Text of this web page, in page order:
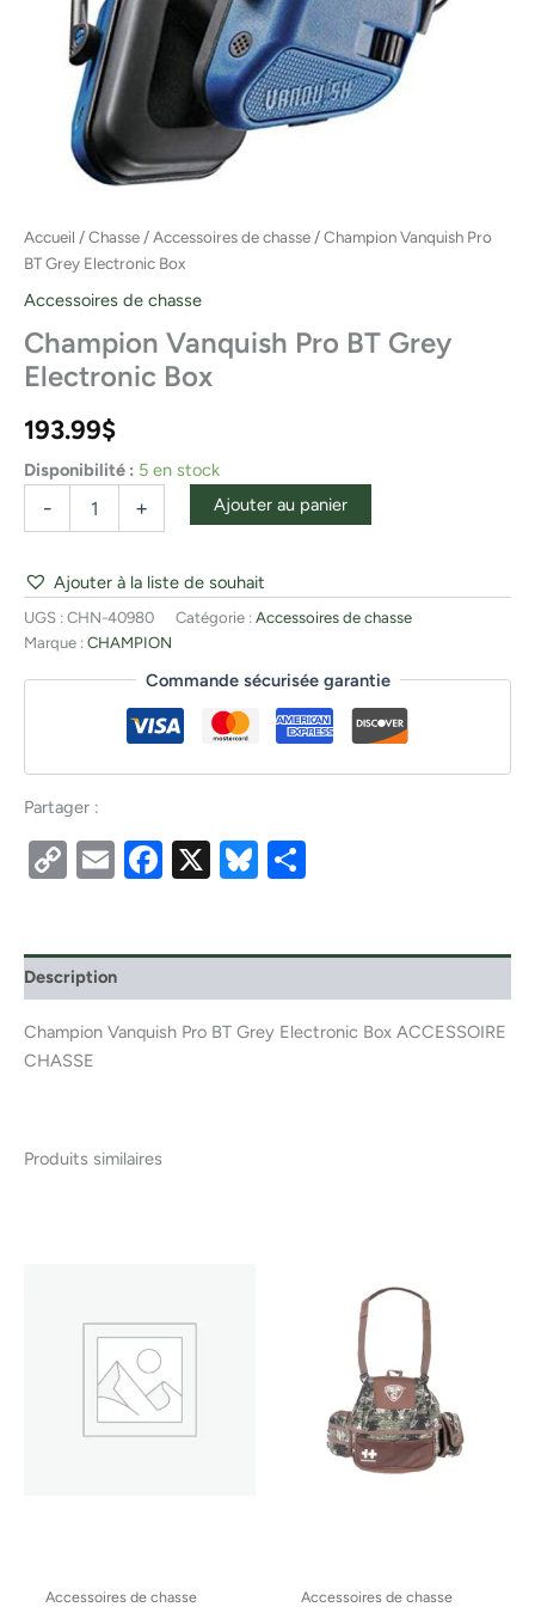
Accueil /Chasse /Accessoires de chasse / Champion Vanquish Pro
BT Grey Electronic Box
Accessoires de chasse
Champion Vanquish Pro BT Grey
Electronic Box
193.99$
Disponibilité : 5 en stock
- + Ajouter au panier
Ajouter à la liste de souhait
UGS : CHN-40980 Catégorie : Accessoires de chasse
Marque : CHAMPION
Commande sécurisée garantie
Partager :
CopyEmailFacebook
X Bluesky
Description
Champion Vanquish Pro BT Grey Electronic Box ACCESSOIRE
CHASSE
Produits similaires
Accessoires de chasse Accessoires de chasse